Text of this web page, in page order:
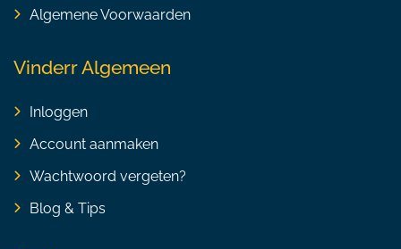
Algemene Voorwaarden
Vinderr Algemeen
Inloggen
Account aanmaken
Wachtwoord vergeten?
Blog & Tips